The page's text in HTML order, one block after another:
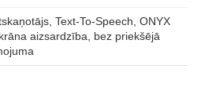
Text-To-Speech, ONYX
aizsardzība, bez priekšējā